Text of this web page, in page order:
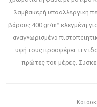
βαμβακερή υποαλλεργική
βάρους 400 gr/m² ελεγμένη
αναγνωρισμένο
υφή τους προσφέρει την
πρώτες του μέρες.